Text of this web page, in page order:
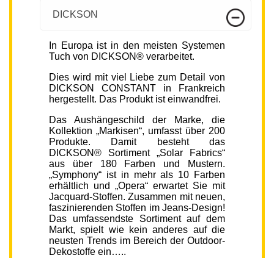
DICKSON
In Europa ist in den meisten Systemen
Tuch von DICKSON® verarbeitet.
Dies wird mit viel Liebe zum Detail von
DICKSON CONSTANT in Frankreich
hergestellt. Das Produkt ist einwandfrei.
Das Aushängeschild der Marke, die
Kollektion „Markisen“, umfasst über 200
Produkte. Damit besteht das
DICKSON® Sortiment „Solar Fabrics“
aus über 180 Farben und Mustern.
„Symphony“ ist in mehr als 10 Farben
erhältlich und „Opera“ erwartet Sie mit
Jacquard-Stoffen. Zusammen mit neuen,
faszinierenden Stoffen im Jeans-Design!
Das umfassendste Sortiment auf dem
Markt, spielt wie kein anderes auf die
neusten Trends im Bereich der Outdoor-
Dekostoffe ein…..